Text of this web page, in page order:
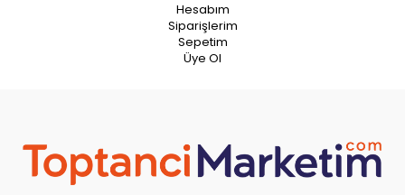
Hesabım
Siparişlerim
Sepetim
Üye Ol